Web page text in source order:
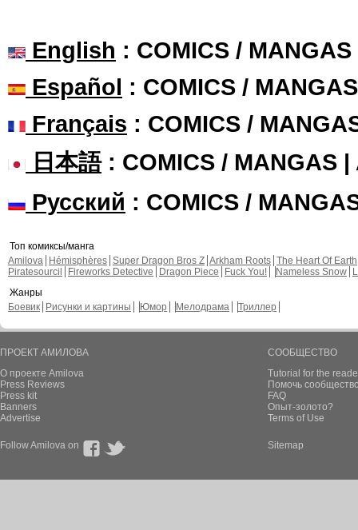
English : COMICS /
Español : COMICS /
Français : COMICS /
日本語: COMICS / MANGAS |
Русский : COMICS /
Топ комиксы/манга
Amilova
Hémisphères Super Dragon Bros Z Arkham Roots The Heart Of Earth
Piratesourcil
Fireworks Detective Dragon Piece Fuck You! Nameless Snow
Жанры
Боевик
Рисунки и картины Юмор Мелодрама Триллер
ПРОЕКТ АМИЛОВА
О проекте Amilova
Press Reviews
Press kit
Banners
Advertise
СООБЩЕСТВО
Tutorial for the
Помочь
FAQ
Опыт-золото?
Terms of Use
Follow Amilova on Sitemap